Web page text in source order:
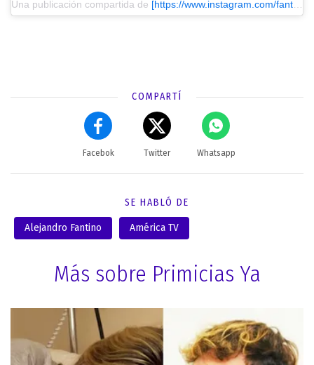
Una publicación compartida de [https://www.instagram.com/fantinofantino/?utm_source=ig_embed&utm_medium=loading] Alejandro Fantino
COMPARTÍ
Facebok Twitter Whatsapp
SE HABLÓ DE
Alejandro Fantino América TV
Más sobre Primicias Ya